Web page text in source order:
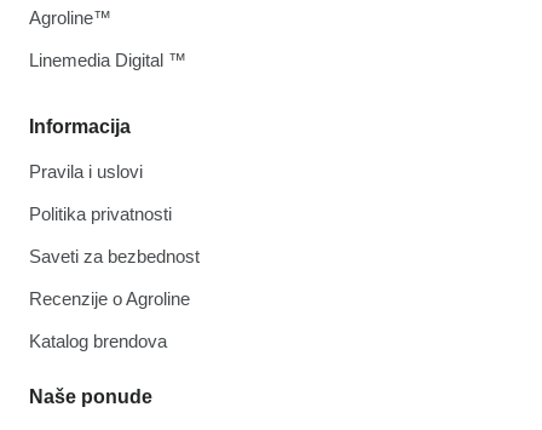
Informacija
Pravila i uslovi
Politika privatnosti
Saveti za bezbednost
Recenzije o Agroline
Katalog brendova
Naše ponude
Agroline™
Linemedia Digital ™